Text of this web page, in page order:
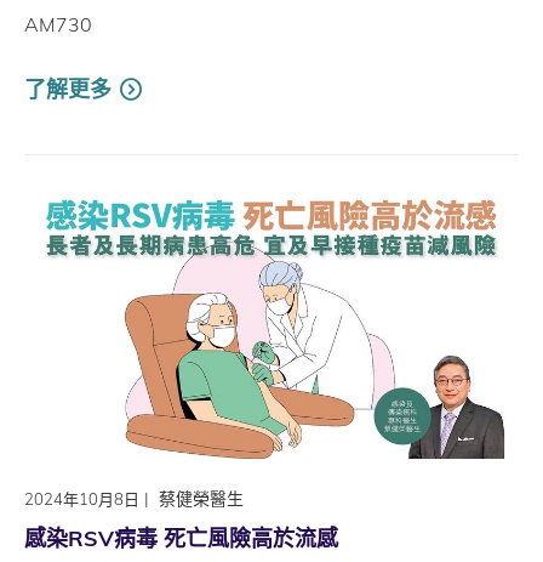
AM730
了解更多
2024年10月8日 | 蔡健榮醫生
感染RSV病毒 死亡風險高於流感